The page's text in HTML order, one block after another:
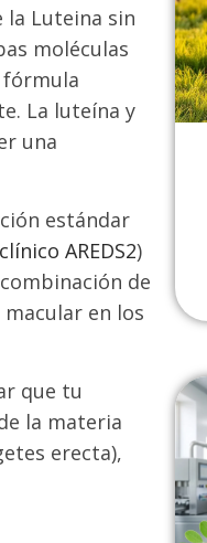
Luteina sin
moléculas
fórmula
La luteína y
una
estándar
AREDS2)
de
en los
que tu
la materia
erecta),